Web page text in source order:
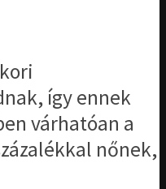
így ennek
várhatóan a
nőnek,